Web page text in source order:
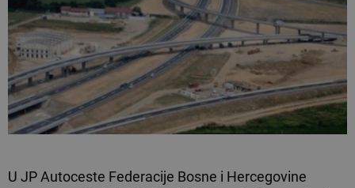
U JP Autoceste Federacije Bosne i Hercegovine